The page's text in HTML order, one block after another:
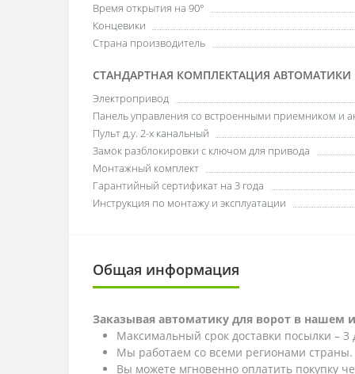
Время открытия на 90°
Концевики
Страна производитель
СТАНДАРТНАЯ КОМПЛЕКТАЦИЯ АВТОМАТИКИ |
Электропривод
Панель управления со встроенными приемником и
Пульт д.у. 2-х канальный
Замок разблокировки с ключом для привода
Монтажный комплект
Гарантийный сертификат на 3 года
Инструкция по монтажу и эксплуатации
Общая информация
Заказывая автоматику для ворот в нашем
Максимальный срок доставки посылки – 3
Мы работаем со всеми регионами страны.
Вы можете мгновенно оплатить покупку